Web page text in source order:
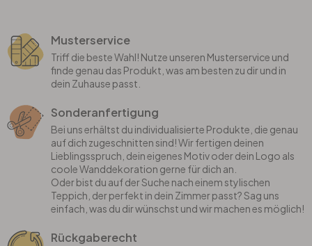
Musterservice
Triff die beste Wahl! Nutze unseren Musterservice und
finde genau das Produkt, was am besten zu dir und in
dein Zuhause passt.
Sonderanfertigung
Bei uns erhältst du individualisierte Produkte, die genau
auf dich zugeschnitten sind! Wir fertigen deinen
Lieblingsspruch, dein eigenes Motiv oder dein Logo als
coole Wanddekoration gerne für dich an.
Oder bist du auf der Suche nach einem stylischen
Teppich, der perfekt in dein Zimmer passt? Sag uns
einfach, was du dir wünschst und wir machen es möglich!
Rückgaberecht